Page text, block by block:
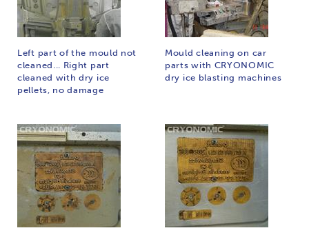
Left part of the mould not
cleaned... Right part
cleaned with dry ice
pellets, no damage
Mould cleaning on car
parts with CRYONOMIC
dry ice blasting machines